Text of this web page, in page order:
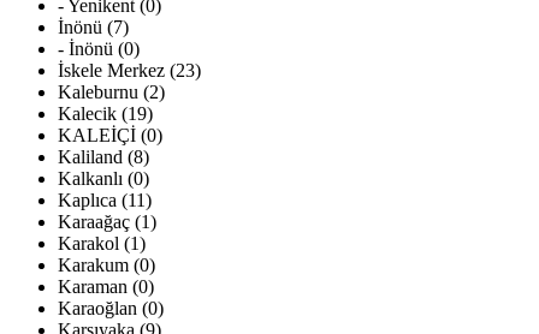
- Yenikent (0)
İnönü (7)
- İnönü (0)
İskele Merkez (23)
Kaleburnu (2)
Kalecik (19)
KALEİÇİ (0)
Kaliland (8)
Kalkanlı (0)
Kaplıca (11)
Karaağaç (1)
Karakol (1)
Karakum (0)
Karaman (0)
Karaoğlan (0)